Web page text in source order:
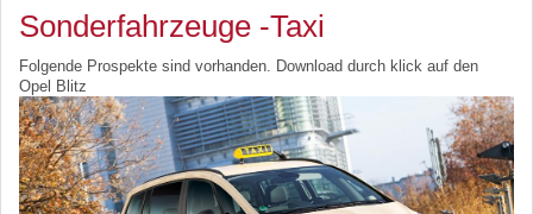
Sonderfahrzeuge -Taxi
Folgende Prospekte sind vorhanden. Download durch klick auf den
Opel Blitz